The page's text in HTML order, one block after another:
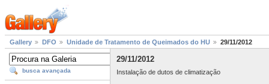
Gallery DFO Unidade de Tratamento de Queimados do HU 29/11/2012
busca avançada
29/11/2012
Instalação de dutos de climatização